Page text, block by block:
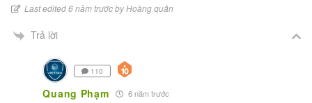
Last edited 6 năm trước by Hoàng quân
Trả lời
110
Quang Phạm 6 năm trước